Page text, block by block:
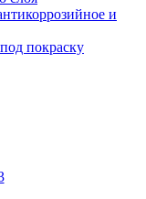
и
покраску